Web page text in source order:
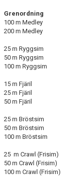
Grenordning
100 m Medley
200 m Medley
25 m Ryggsim
50 m Ryggsim
100 m Ryggsim
15 m Fjäril
25 m Fjäril
50 m Fjäril
25 m Bröstsim
50 m Bröstsim
100 m Bröstsim
25 m Crawl (Frisim)
50 m Crawl (Frisim)
100 m Crawl (Frisim)